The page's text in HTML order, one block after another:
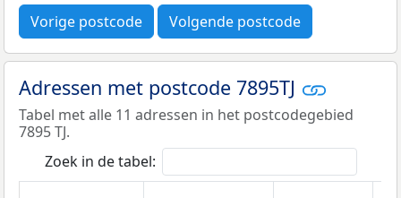
Vorige postcode Volgende postcode
Adressen met postcode 7895TJ
Tabel met alle 11 adressen in het postcodegebied
7895 TJ.
Zoek in de tabel: